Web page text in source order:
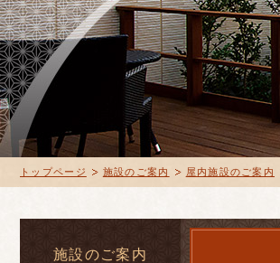
トップページ 施設のご案内 屋内施設のご案内
施設のご案内